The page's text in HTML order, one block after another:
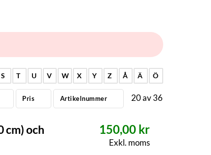
S T U V W X Y Z Å Ä Ö
Pris Artikelnummer 20av36
cm) och
150,00 kr
Exkl. moms